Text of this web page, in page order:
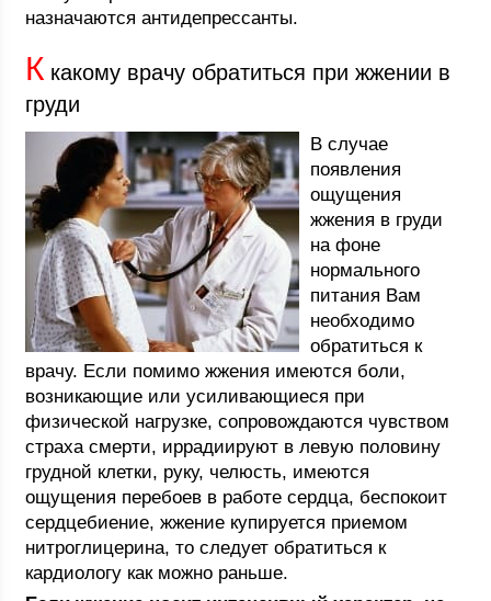
назначаются антидепрессанты.
К какому врачу обратиться при жжении в
груди
В случае
появления
ощущения
жжения в груди
на фоне
нормального
питания Вам
необходимо
обратиться к
врачу. Если помимо жжения имеются боли,
возникающие или усиливающиеся при
физической нагрузке, сопровождаются чувством
страха смерти, иррадиируют в левую половину
грудной клетки, руку, челюсть, имеются
ощущения перебоев в работе сердца, беспокоит
сердцебиение, жжение купируется приемом
нитроглицерина, то следует обратиться к
кардиологу как можно раньше.